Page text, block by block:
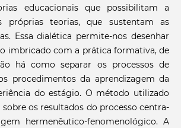
educacionais que possibilitam a
próprias teorias, que sustentam as
Essa dialética permite-nos desenhar
imbricado com a prática formativa, de
há como separar os processos de
procedimentos da aprendizagem da
do estágio. O método utilizado
sobre os resultados do processo centra-
hermenêutico-fenomenológico. A